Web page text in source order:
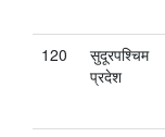
120
सुदूरपश्चिम
प्रदेश